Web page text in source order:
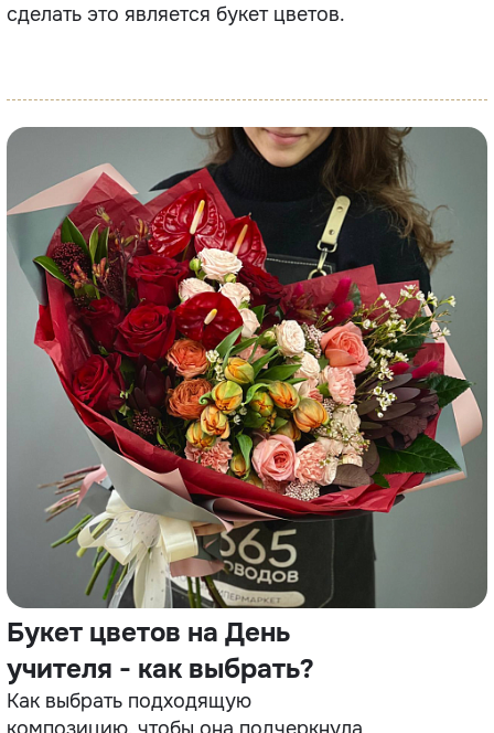
сделать это является букет цветов.
Букет цветов на День
учителя - как выбрать?
Как выбрать подходящую